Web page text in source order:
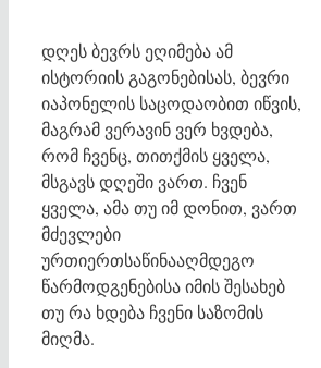
დღეს ბევრს ეღიმება ამ
ისტორიის გაგონებისას, ბევრი
იაპონელის საცოდაობით იწვის,
მაგრამ ვერავინ ვერ ხვდება,
რომ ჩვენც, თითქმის ყველა,
მსგავს დღეში ვართ. ჩვენ
ყველა, ამა თუ იმ დონით, ვართ
მძევლები
ურთიერთსაწინააღმდეგო
წარმოდგენებისა იმის შესახებ
თუ რა ხდება ჩვენი საზომის
მიღმა.